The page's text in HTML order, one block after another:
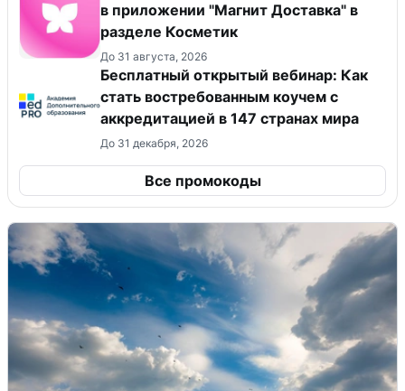
в приложении "Магнит Доставка"​ в
разделе Косметик
До 31 августа, 2026
Бесплатный открытый вебинар: Как
стать востребованным коучем с
аккредитацией в 147 странах мира
До 31 декабря, 2026
Все промокоды